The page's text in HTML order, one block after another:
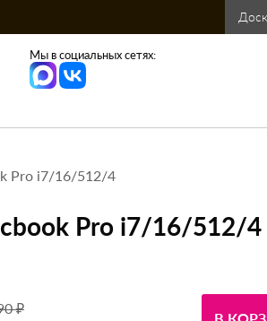
Мы в социальных сетях:
Pro i7/16/512/4
Pro i7/16/512/4
₽